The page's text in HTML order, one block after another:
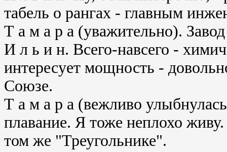
табель о рангах - главным
Т а м а р а (уважительно).
И л ь и н. Всего-навсего -
интересует мощность -
Союзе.
Т а м а р а (вежливо
плавание. Я тоже неплохо
том же "Треугольнике".